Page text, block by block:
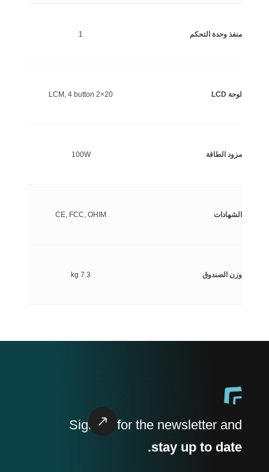
1
CE, FCC, OHIM
منفذ وحدة التحكم
الشهادات
لوحة LCD
وزن الصندوق
مزود الطاقة
20×2 LCM, 4 button
7.3 kg
100W
Sign up for the newsletter and
stay up to date.